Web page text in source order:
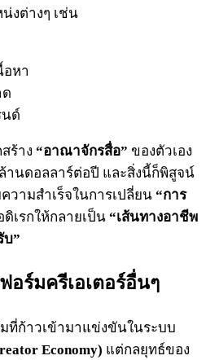
งต่างๆ เช่น
อหา
ด
ด์
ร้าง “อาณาจักรสื่อ” ของตัวเอง
านดอลลาร์ต่อปี และสิ่งนี้ก็พิสูจน์
วามสำเร็จในการเปลี่ยน “การ
ดิเรกให้กลายเป็น “เส้นทางอาชีพ
บ”
อร์มครีเอเตอร์อื่นๆ
ที่ก้าวเข้ามาแข่งขันในระบบ
Economy) แต่กลยุทธ์ของ